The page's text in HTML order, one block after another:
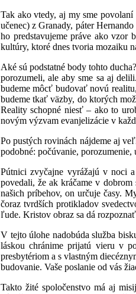
Tak ako vtedy, aj my sme
učenec) z Granady, páter
ho predstavujeme práve ako vzor
kultúry, ktoré dnes tvoria mozaiku
Aké sú podstatné body tohto
porozumeli, ale aby sme sa aj
budeme môcť budovať novú
budeme tkať väzby, do ktorých
Reality schopné niesť – ako to
novým výzvam evanjelizácie v
Po pustých rovinách nájdeme aj
podobné: počúvanie,
Pútnici zvyčajne vyrážajú v noci
povedali, že ak kráčame v dobrom
našich príbehov, on určuje časy.
čoraz tvrdších protikladov
ľude. Kristov obraz sa dá
V tejto úlohe nadobúda služba
láskou chránime prijatú vieru v
presbytériom a s vlastným
budovanie. Vaše poslanie od vás
Takto žité spoločenstvo má aj